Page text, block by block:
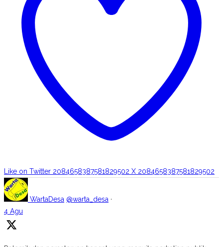
Like on Twitter 2084658387581829502 X 2084658387581829502
WartaDesa @warta_desa ·
4 Agu